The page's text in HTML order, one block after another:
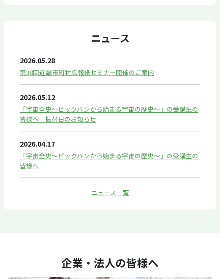
ニュース
2026.05.28
第38回近畿市町村広報紙セミナー開催のご案内
2026.05.12
「宇宙全史～ビックバンから始まる宇宙の歴史～」の受講生の
皆様へ 振替日のお知らせ
2026.04.17
「宇宙全史～ビックバンから始まる宇宙の歴史～」の受講生の
皆様へ
ニュース一覧
企業・法人の皆様へ